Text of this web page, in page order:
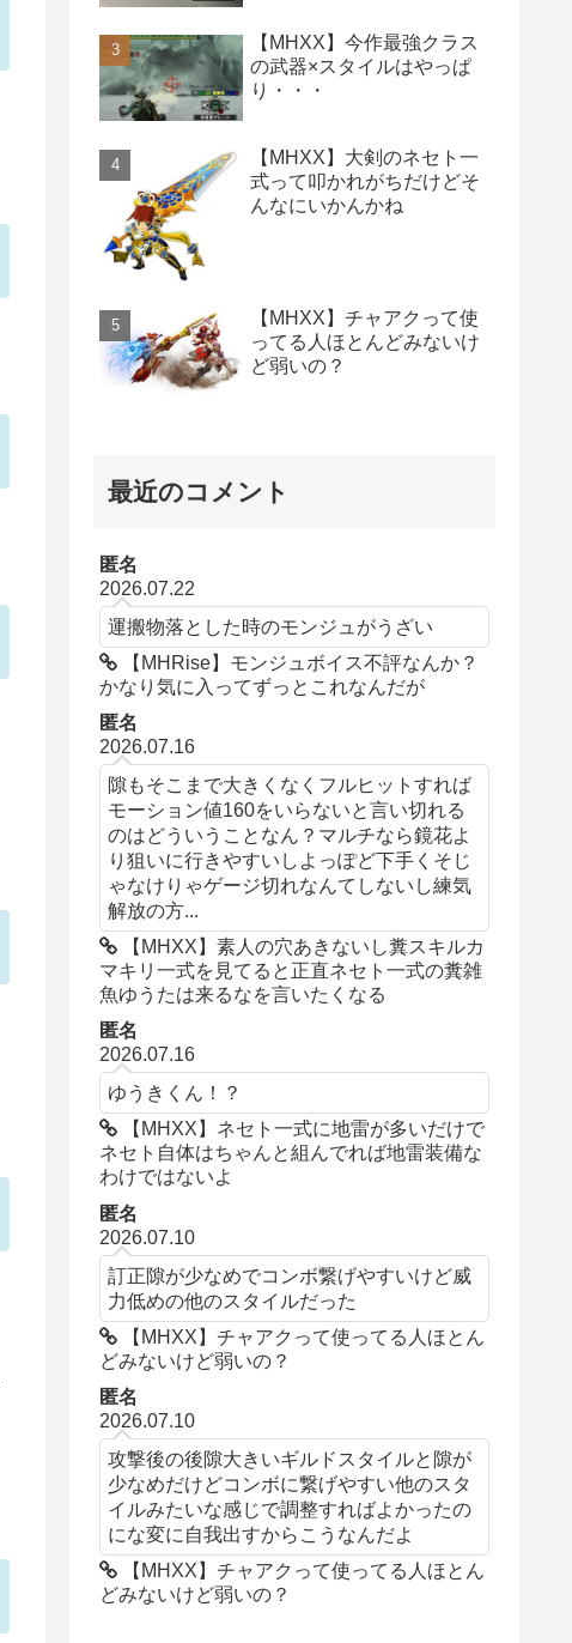
【MHXX】今作最強クラス
の武器×スタイルはやっぱ
り・・・
【MHXX】大剣のネセト一
式って叩かれがちだけどそ
んなにいかんかね
【MHXX】チャアクって使
ってる人ほとんどみないけ
ど弱いの？
最近のコメント
匿名
2026.07.22
運搬物落とした時のモンジュがうざい
【MHRise】モンジュボイス不評なんか？
かなり気に入ってずっとこれなんだが
匿名
2026.07.16
隙もそこまで大きくなくフルヒットすれば
モーション値160をいらないと言い切れる
のはどういうことなん？マルチなら鏡花よ
り狙いに行きやすいしよっぽど下手くそじ
ゃなけりゃゲージ切れなんてしないし練気
解放の方...
【MHXX】素人の穴あきないし糞スキルカ
マキリ一式を見てると正直ネセト一式の糞雑
魚ゆうたは来るなを言いたくなる
匿名
2026.07.16
ゆうきくん！？
【MHXX】ネセト一式に地雷が多いだけで
ネセト自体はちゃんと組んでれば地雷装備な
わけではないよ
匿名
2026.07.10
訂正隙が少なめでコンボ繋げやすいけど威
力低めの他のスタイルだった
【MHXX】チャアクって使ってる人ほとん
どみないけど弱いの？
匿名
2026.07.10
攻撃後の後隙大きいギルドスタイルと隙が
少なめだけどコンボに繋げやすい他のスタ
イルみたいな感じで調整すればよかったの
にな変に自我出すからこうなんだよ
【MHXX】チャアクって使ってる人ほとん
どみないけど弱いの？